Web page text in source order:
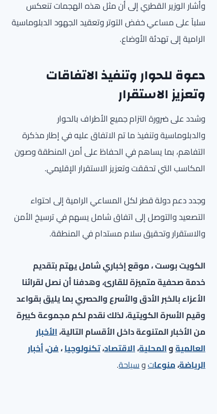
وأشار الوزير القطري إلى أن مثل هذه الهجمات تنعكس
سلباً على مساعي خفض التوتر وتعقيد الجهود الدبلوماسية
الرامية إلى تهدئة الأوضاع.
دعوة للحوار وتنفيذ الاتفاقات
وتعزيز الاستقرار
وشدد على ضرورة التزام جميع الأطراف بالحوار
والدبلوماسية وتنفيذ ما تم الاتفاق عليه في إطار مذكرة
التفاهم، بما يساهم في الحفاظ على أمن المنطقة وصون
المكاسب التي تحققت وتعزيز الاستقرار الإقليمي.
وجدد دعم دولة قطر لكل المساعي الرامية إلى احتواء
التصعيد والتوصل إلى اتفاق شامل يسهم في ترسيخ الأمن
والاستقرار وتحقيق سلام مستدام في المنطقة.
الكويت بوست ، موقع إخباري شامل يهتم بتقديم
خدمة صحفية متميزة للقارئ، وهدفنا أن نصل لقرائنا
الأعزاء بالخبر الأدق والأسرع والحصري بما يليق بقواعد
وقيم الأسرة الكويتية، لذلك نقدم لكم مجموعة كبيرة
من الأخبار المتنوعة داخل الأقسام التالية،الأخبار
العالميةوالمحلية،الاقتصاد،تكنولوجيا،فن،أخبار
الرياضة،منوعاتوسياحة.